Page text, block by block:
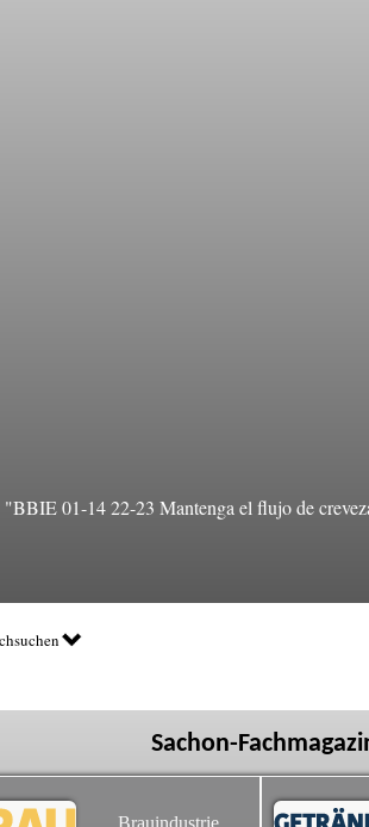
01-14 22-23 Mantenga el flujo de
Sachon-
Brauindustrie